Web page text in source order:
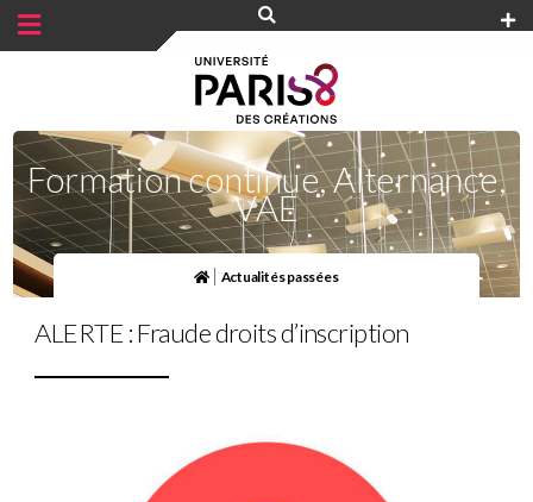
Panneau de gestion des cookies
Formation continue, Alternance,
VAE
Actualités passées
ALERTE : Fraude droits d’inscription